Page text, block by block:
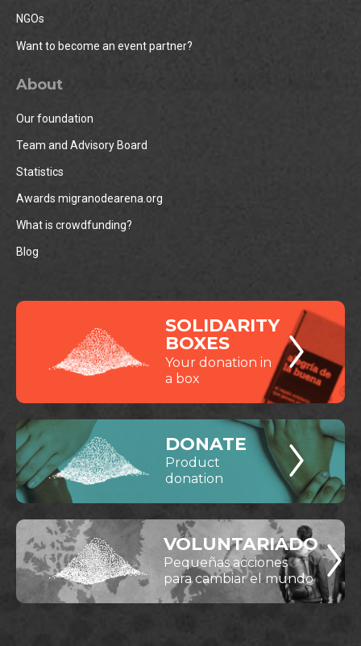
NGOs
Want to become an event partner?
About
Our foundation
Team and Advisory Board
Statistics
Awards migranodearena.org
What is crowdfunding?
Blog
SOLIDARITY
BOXES
Your donation in
a box
DONATE
Product
donation
VOLUNTARIADO
Pequeñas acciones
para cambiar el mundo